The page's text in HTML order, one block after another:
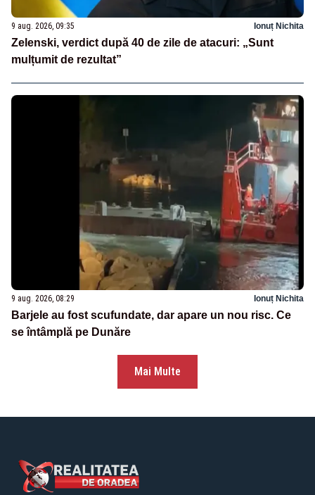
9 aug. 2026, 09:35 Ionuț Nichita
Zelenski, verdict după 40 de zile de atacuri: „Sunt
mulțumit de rezultat”
9 aug. 2026, 08:29 Ionuț Nichita
Barjele au fost scufundate, dar apare un nou risc. Ce
se întâmplă pe Dunăre
Mai Multe